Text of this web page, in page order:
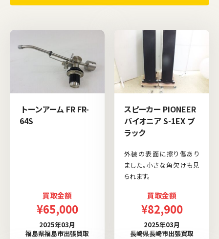
トーンアーム FR FR-
64S
買取金額
¥65,000
2025年03月
福島県福島市出張買取
スピーカー PIONEER
パイオニア S-1EX ブ
ラック
外装の表面に擦り傷あり
ました。小さな角欠けも見
られます。
買取金額
¥82,900
2025年03月
長崎県長崎市出張買取